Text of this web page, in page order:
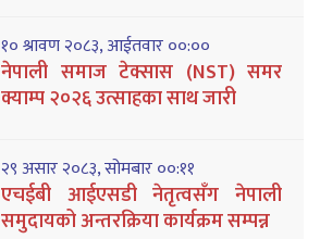
१० श्रावण २०८३, आईतवार ००:००
नेपाली समाज टेक्सास (NST) समर
क्याम्प २०२६ उत्साहका साथ जारी
२९ असार २०८३, सोमबार ००:११
एचईबी आईएसडी नेतृत्वसँग नेपाली
समुदायको अन्तरक्रिया कार्यक्रम सम्पन्न